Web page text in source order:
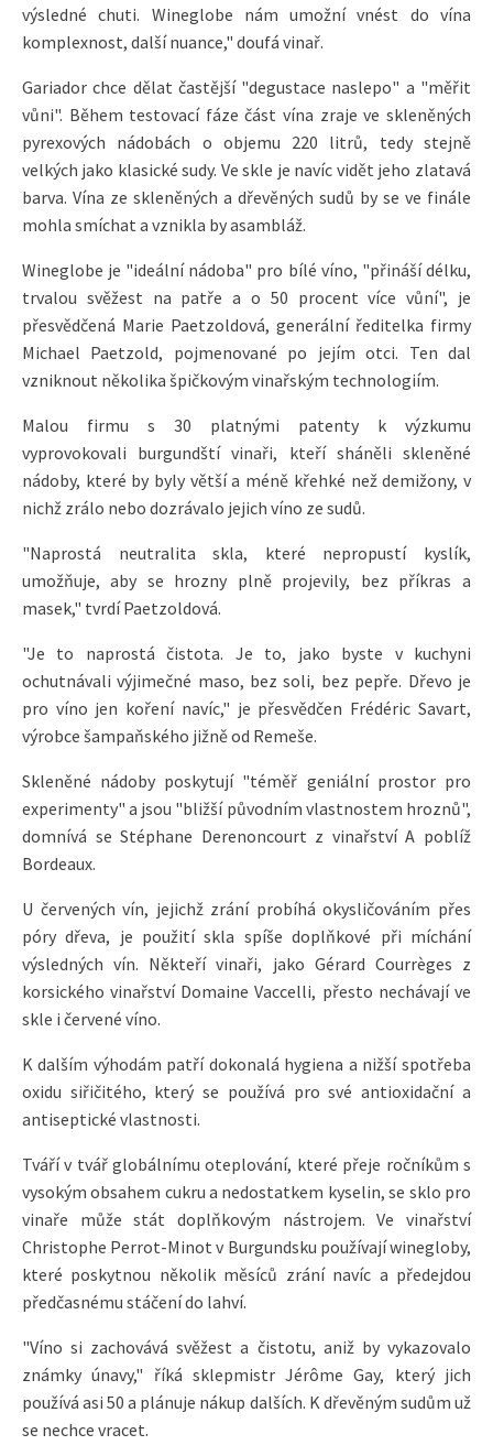
výsledné chuti. Wineglobe nám umožní vnést do vína
komplexnost, další nuance," doufá vinař.
Gariador chce dělat častější "degustace naslepo" a "měřit
vůni". Během testovací fáze část vína zraje ve skleněných
pyrexových nádobách o objemu 220 litrů, tedy stejně
velkých jako klasické sudy. Ve skle je navíc vidět jeho zlatavá
barva. Vína ze skleněných a dřevěných sudů by se ve finále
mohla smíchat a vznikla by asambláž.
Wineglobe je "ideální nádoba" pro bílé víno, "přináší délku,
trvalou svěžest na patře a o 50 procent více vůní", je
přesvědčená Marie Paetzoldová, generální ředitelka firmy
Michael Paetzold, pojmenované po jejím otci. Ten dal
vzniknout několika špičkovým vinařským technologiím.
Malou firmu s 30 platnými patenty k výzkumu
vyprovokovali burgundští vinaři, kteří sháněli skleněné
nádoby, které by byly větší a méně křehké než demižony, v
nichž zrálo nebo dozrávalo jejich víno ze sudů.
"Naprostá neutralita skla, které nepropustí kyslík,
umožňuje, aby se hrozny plně projevily, bez příkras a
masek," tvrdí Paetzoldová.
"Je to naprostá čistota. Je to, jako byste v kuchyni
ochutnávali výjimečné maso, bez soli, bez pepře. Dřevo je
pro víno jen koření navíc," je přesvědčen Frédéric Savart,
výrobce šampaňského jižně od Remeše.
Skleněné nádoby poskytují "téměř geniální prostor pro
experimenty" a jsou "bližší původním vlastnostem hroznů",
domnívá se Stéphane Derenoncourt z vinařství A poblíž
Bordeaux.
U červených vín, jejichž zrání probíhá okysličováním přes
póry dřeva, je použití skla spíše doplňkové při míchání
výsledných vín. Někteří vinaři, jako Gérard Courrèges z
korsického vinařství Domaine Vaccelli, přesto nechávají ve
skle i červené víno.
K dalším výhodám patří dokonalá hygiena a nižší spotřeba
oxidu siřičitého, který se používá pro své antioxidační a
antiseptické vlastnosti.
Tváří v tvář globálnímu oteplování, které přeje ročníkům s
vysokým obsahem cukru a nedostatkem kyselin, se sklo pro
vinaře může stát doplňkovým nástrojem. Ve vinařství
Christophe Perrot-Minot v Burgundsku používají winegloby,
které poskytnou několik měsíců zrání navíc a předejdou
předčasnému stáčení do lahví.
"Víno si zachovává svěžest a čistotu, aniž by vykazovalo
známky únavy," říká sklepmistr Jérôme Gay, který jich
používá asi 50 a plánuje nákup dalších. K dřevěným sudům už
se nechce vracet.